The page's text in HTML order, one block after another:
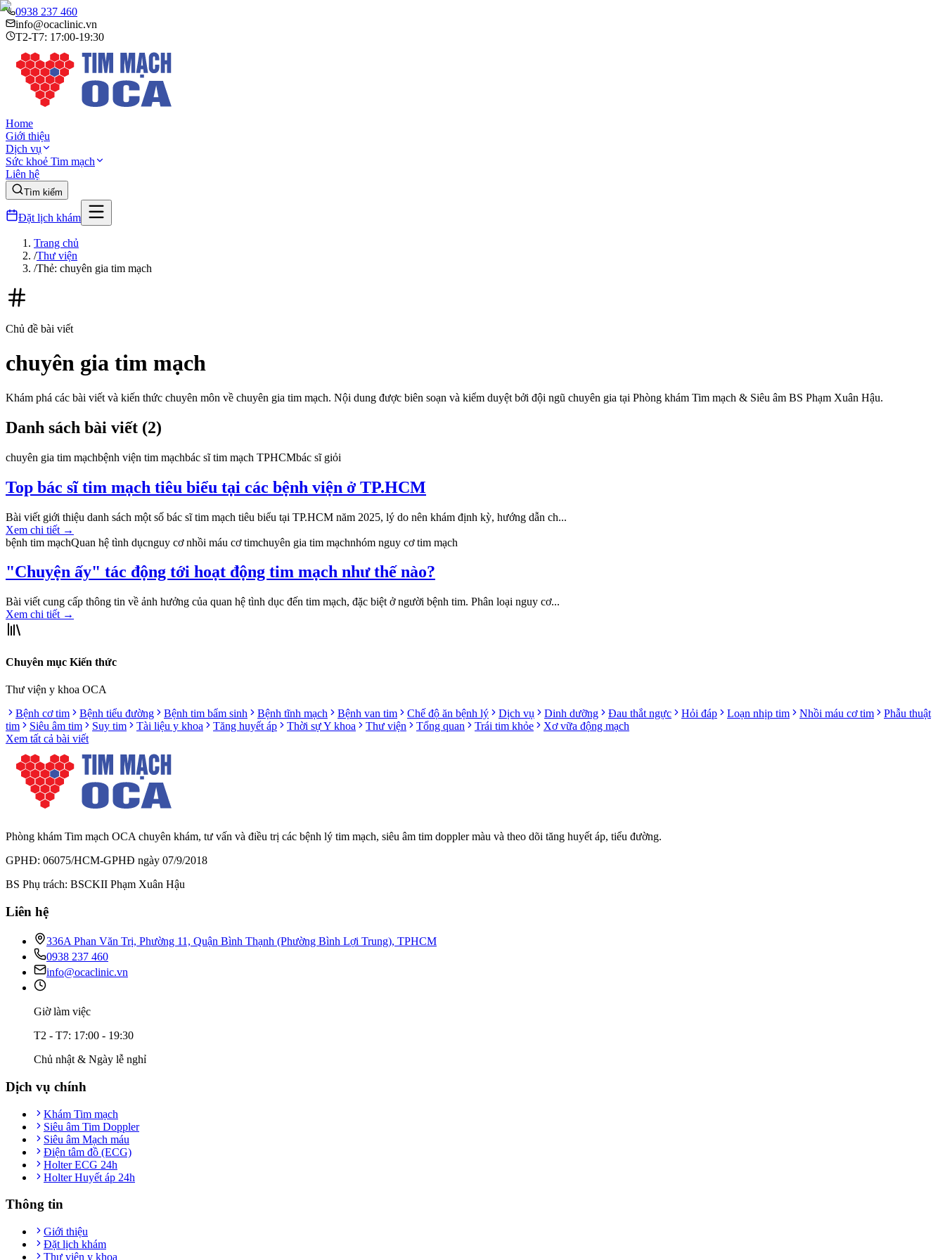
0938 237 460
info@ocaclinic.vn
T2-T7: 17:00-19:30
Home
Giới thiệu
Dịch vụ
Sức khoẻ Tim mạch
Liên hệ
Tìm kiếm
Đặt lịch khám
Trang chủ
/Thư viện
/Thẻ: chuyên gia tim mạch
Chủ đề bài viết
chuyên gia tim mạch
Khám phá các bài viết và kiến thức chuyên môn về chuyên gia tim mạch. Nội dung được biên soạn và kiểm duyệt bởi đội ngũ chuyên gia tại Phòng khám Tim mạch & Siêu âm BS Phạm Xuân Hậu.
Danh sách bài viết (2)
chuyên gia tim mạchbệnh viện tim mạchbác sĩ tim mạch TPHCMbác sĩ giỏi
Top bác sĩ tim mạch tiêu biểu tại các bệnh viện ở TP.HCM
Bài viết giới thiệu danh sách một số bác sĩ tim mạch tiêu biểu tại TP.HCM năm 2025, lý do nên khám định kỳ, hướng dẫn ch...
Xem chi tiết →
bệnh tim mạchQuan hệ tình dụcnguy cơ nhồi máu cơ timchuyên gia tim mạchnhóm nguy cơ tim mạch
"Chuyện ấy" tác động tới hoạt động tim mạch như thế nào?
Bài viết cung cấp thông tin về ảnh hưởng của quan hệ tình dục đến tim mạch, đặc biệt ở người bệnh tim. Phân loại nguy cơ...
Xem chi tiết →
Chuyên mục Kiến thức
Thư viện y khoa OCA
Bệnh cơ tim
Bệnh tiểu đường Bệnh tim bẩm sinh Bệnh tĩnh mạch Bệnh van tim Chế độ ăn bệnh lý Dịch vụ Dinh dưỡng Đau thắt ngực Hỏi đáp Loạn nhịp tim Nhồi máu cơ tim
Phẫu thuật
tim
Siêu âm tim Suy tim Tài liệu y khoa Tăng huyết áp Thời sự Y khoa Thư viện Tổng quan Trái tim khỏe
Xơ vữa động mạch
Xem tất cả bài viết
Phòng khám Tim mạch OCA chuyên khám, tư vấn và điều trị các bệnh lý tim mạch, siêu âm tim doppler màu và theo dõi tăng huyết áp, tiểu đường.
GPHĐ: 06075/HCM-GPHĐ ngày 07/9/2018
BS Phụ trách: BSCKII Phạm Xuân Hậu
Liên hệ
336A Phan Văn Trị, Phường 11, Quận Bình Thạnh (Phường Bình Lợi Trung), TPHCM
0938 237 460
info@ocaclinic.vn
Giờ làm việc
T2 - T7: 17:00 - 19:30
Chủ nhật & Ngày lễ nghỉ
Dịch vụ chính
Khám Tim mạch
Siêu âm Tim Doppler
Siêu âm Mạch máu
Điện tâm đồ (ECG)
Holter ECG 24h
Holter Huyết áp 24h
Thông tin
Giới thiệu
Đặt lịch khám
Thư viện y khoa